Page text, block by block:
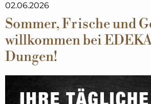
02.06.2026
Sommer, Frische und
willkommen bei
Dungen!